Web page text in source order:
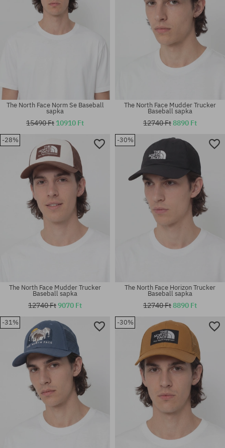
univerzális méret univerzális méret
univerzális méret
The North Face Norm Se Baseball
sapka
15490 Ft 10910 Ft
univerzális méret
The North Face Mudder Trucker
Baseball sapka
12740 Ft8890 Ft
-28%
The North Face Mudder Trucker
Baseball sapka
12740 Ft9070 Ft
-30%
The North Face Horizon Trucker
Baseball sapka
12740 Ft8890 Ft
-31% -30%